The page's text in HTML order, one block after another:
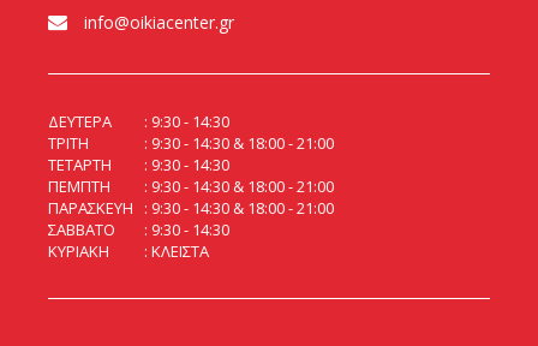
info@oikiacenter.gr
ΔΕΥΤΕΡΑ
9:30 - 14:30
ΤΡΙΤΗ
9:30 - 14:30 & 18:00 - 21:00
ΤΕΤΑΡΤΗ
9:30 - 14:30
ΠΕΜΠΤΗ
9:30 - 14:30 & 18:00 - 21:00
ΠΑΡΑΣΚΕΥΗ
9:30 - 14:30 & 18:00 - 21:00
ΣΑΒΒΑΤΟ
9:30 - 14:30
ΚΥΡΙΑΚΗ
ΚΛΕΙΣΤΑ